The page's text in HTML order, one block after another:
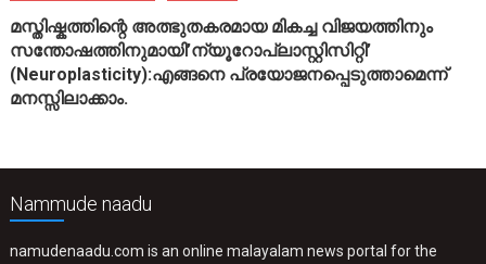
മസ്തിഷ്കത്തിന്റെ അത്ഭുതകരമായ മികച്ച വിജയത്തിനും
സന്തോഷത്തിനുമായി’ന്യൂറോപ്ലാസ്റ്റിസിറ്റി’
(Neuroplasticity):എങ്ങനെ പ്രയോജനപ്പെടുത്താമെന്ന്
മനസ്സിലാക്കാം.
Nammude naadu
namudenaadu.com is an online malayalam news portal for the